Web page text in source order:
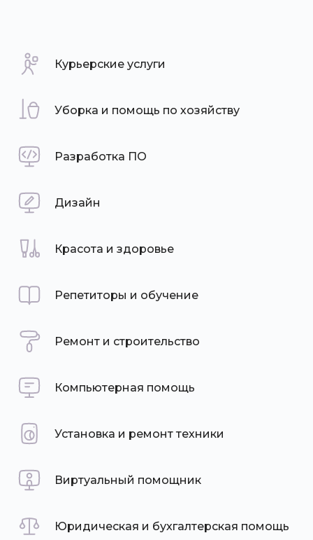
Курьерские услуги
Уборка и помощь по хозяйству
Разработка ПО
Дизайн
Красота и здоровье
Репетиторы и обучение
Ремонт и строительство
Компьютерная помощь
Установка и ремонт техники
Виртуальный помощник
Юридическая и бухгалтерская помощь